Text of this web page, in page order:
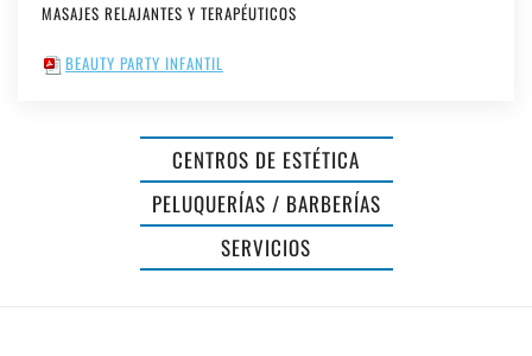
MASAJES RELAJANTES Y TERAPÉUTICOS
BEAUTY PARTY INFANTIL
CENTROS DE ESTÉTICA
PELUQUERÍAS / BARBERÍAS
SERVICIOS
PERRUQUERIA
BIOLÓGICA
NÚRIA